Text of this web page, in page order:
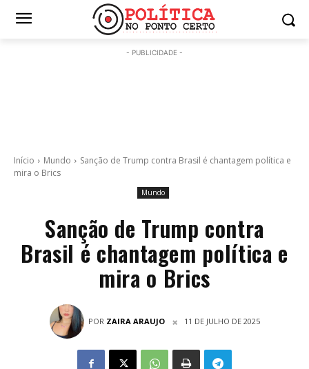
- PUBLICIDADE -
Início Mundo
Sanção de Trump contra Brasil é chantagem política e
mira o Brics
Mundo
Sanção de Trump contra
Brasil é chantagem política e
mira o Brics
POR ZAIRA ARAUJO 11 DE JULHO DE 2025